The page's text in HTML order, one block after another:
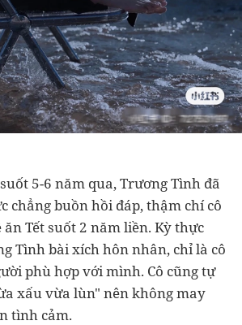
5-6 năm qua, Trương Tình đã
chẳng buồn hồi đáp, thậm chí cô
Tết suốt 2 năm liền. Kỳ thực
Tình bài xích hôn nhân, chỉ là cô
phù hợp với mình. Cô cũng tự
xấu vừa lùn" nên không may
tình cảm.